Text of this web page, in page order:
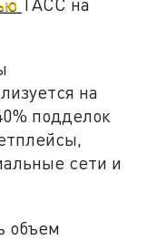
на
подделок
сети и
объем